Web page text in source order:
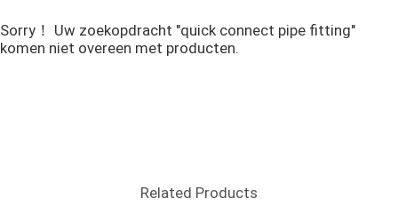
Sorry！ Uw zoekopdracht "quick connect pipe fitting"
komen niet overeen met producten.
Related Products